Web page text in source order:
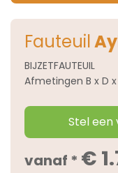
Fauteuil
BIJZETFAUTEUIL
Afmetingen B x D
Stel een
vanaf * €